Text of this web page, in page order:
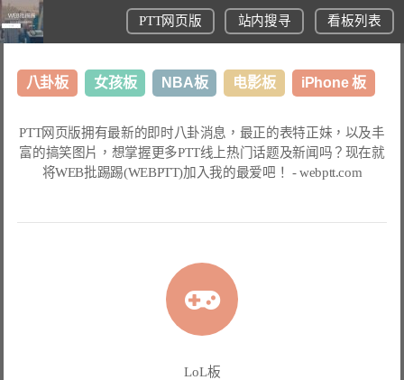
PTT网页版 站内搜寻 看板列表
八卦板 女孩板 NBA板 电影板 iPhone 板
美食板
PTT网页版拥有最新的即时八卦消息，最正的表特正妹，以及丰
富的搞笑图片，想掌握更多PTT线上热门话题及新闻吗？现在就
将WEB批踢踢(WEBPTT)加入我的最爱吧！ -webptt.com
LoL板